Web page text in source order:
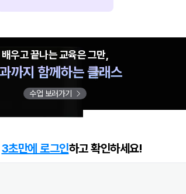
배우고 끝나는 교육은 그만,
까지 함께하는 클래스
수업 보러가기
3초만에 로그인하고 확인하세요!